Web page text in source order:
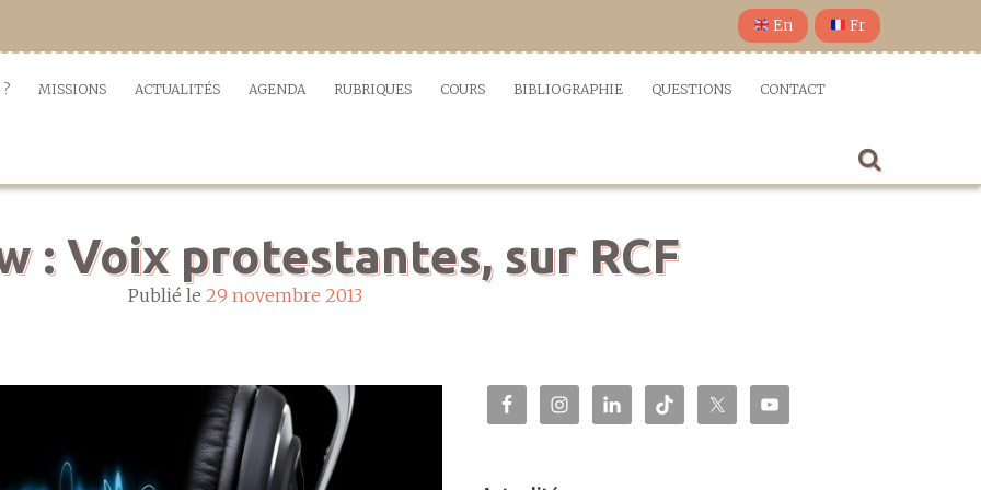
En Fr
? MISSIONS ACTUALITÉS AGENDA RUBRIQUES COURS BIBLIOGRAPHIE QUESTIONS CONTACT
: Voix protestantes, sur RCF
Publié le 29 novembre 2013